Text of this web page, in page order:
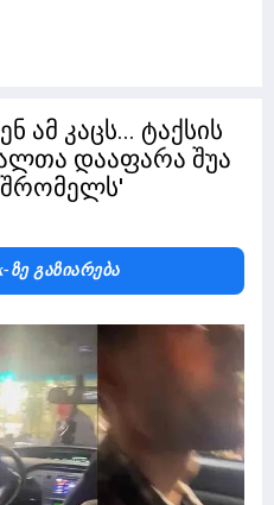
ამ კაცს... ტაქსის
დააფარა შუა
Ზე Გაზიარება